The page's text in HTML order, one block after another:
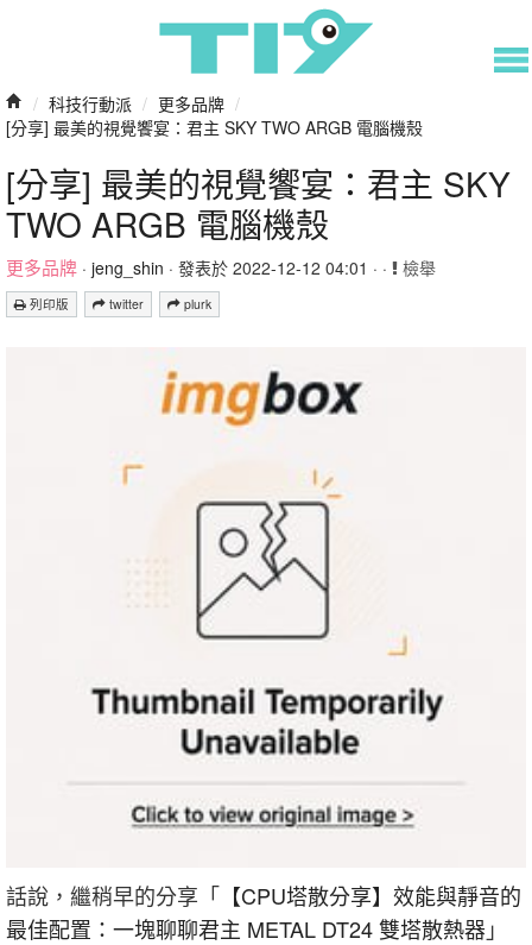
/ 科技行動派 / 更多品牌 /
[分享] 最美的視覺饗宴：君主 SKY TWO ARGB 電腦機殼
[分享] 最美的視覺饗宴：君主 SKY
TWO ARGB 電腦機殼
更多品牌 · jeng_shin · 發表於 2022-12-12 04:01 · · 檢舉
列印版 twitter plurk
話說，繼稍早的分享「 【CPU塔散分享】效能與靜音的
最佳配置：一塊聊聊君主 METAL DT24 雙塔散熱器 」